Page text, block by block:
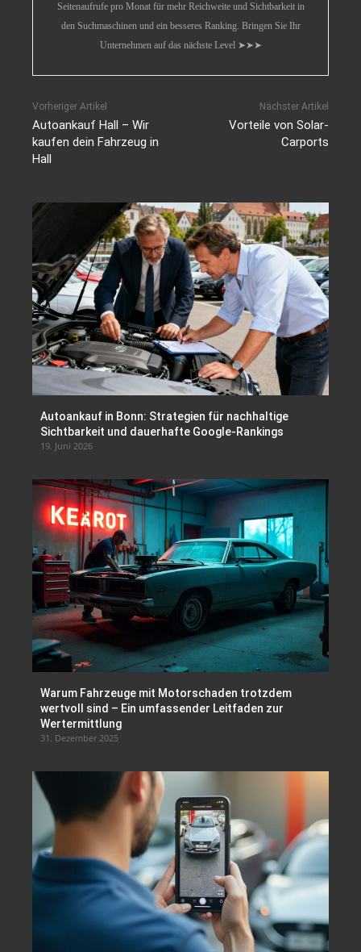
Seitenaufrufe pro Monat für mehr Reichweite und Sichtbarkeit in
den Suchmaschinen und ein besseres Ranking. Bringen Sie Ihr
Unternehmen auf das nächste Level ➤➤➤
Vorheriger Artikel
Autoankauf Hall – Wir
kaufen dein Fahrzeug in
Hall
Nächster Artikel
Vorteile von Solar-
Carports
Autoankauf in Bonn: Strategien für nachhaltige
Sichtbarkeit und dauerhafte Google-Rankings
19. Juni 2026
Warum Fahrzeuge mit Motorschaden trotzdem
wertvoll sind – Ein umfassender Leitfaden zur
Wertermittlung
31. Dezember 2025